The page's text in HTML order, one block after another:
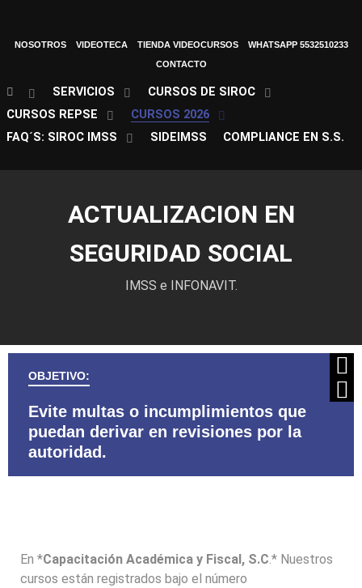
NOSOTROS VIDEOTECA TIENDA VIDEOCURSOS
WHATSAPP 5532510233
CONTACTO
SERVICIOS
CURSOS DE SIROC
CURSOS REPSE
CURSOS 2026
FAQ´S: SIROC IMSS
SIDEIMSS COMPLIANCE EN S.S.
ACTUALIZACION EN
SEGURIDAD SOCIAL
IMSS e INFONAVIT.
OBJETIVO:
Evite multas o incumplimientos que
puedan derivar en revisiones por la
autoridad.
En *Capacitación Académica y Fiscal, S.C.* Nuestros
cursos están registrados bajo el número